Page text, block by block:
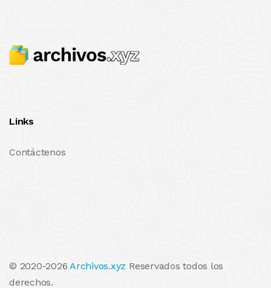
Links
Contáctenos
© 2020-2026Archivos.xyz Reservados todos los
derechos.